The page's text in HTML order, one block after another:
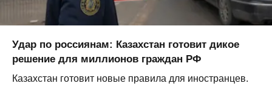
Удар по россиянам: Казахстан готовит дикое
решение для миллионов граждан РФ
Казахстан готовит новые правила для иностранцев.